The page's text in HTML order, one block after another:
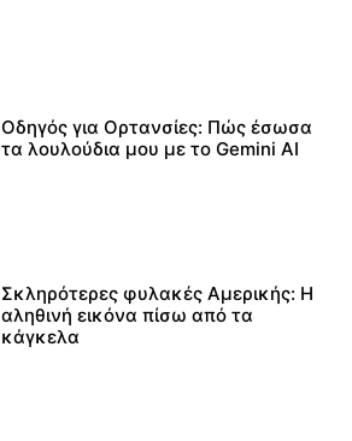
Οδηγός για Ορτανσίες: Πώς έσωσα
τα λουλούδια μου με το Gemini AI
Σκληρότερες φυλακές Αμερικής: Η
αληθινή εικόνα πίσω από τα
κάγκελα